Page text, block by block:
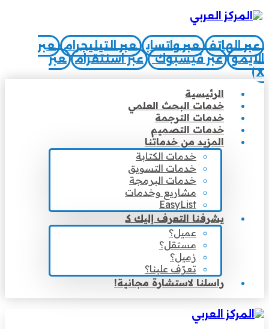
عبر الهاتف عبر واتساب عبر التيليجرام
عبر
الايمو
عبر فيسبوك عبر اسنتقرام
عبر
X
الرئيسية
خدمات البحث العلمي
خدمات الترجمة
خدمات التصميم
المزيد من خدماتنا
خدمات الكتابة
خدمات التسويق
خدمات البرمجة
مشاريع وخدمات
EasyList
يشرفنا التعرف إليك كـ
عميل؟
مستقل؟
زميل؟
تعرّف علينا؟
راسلنا لاستشارة مجانية!